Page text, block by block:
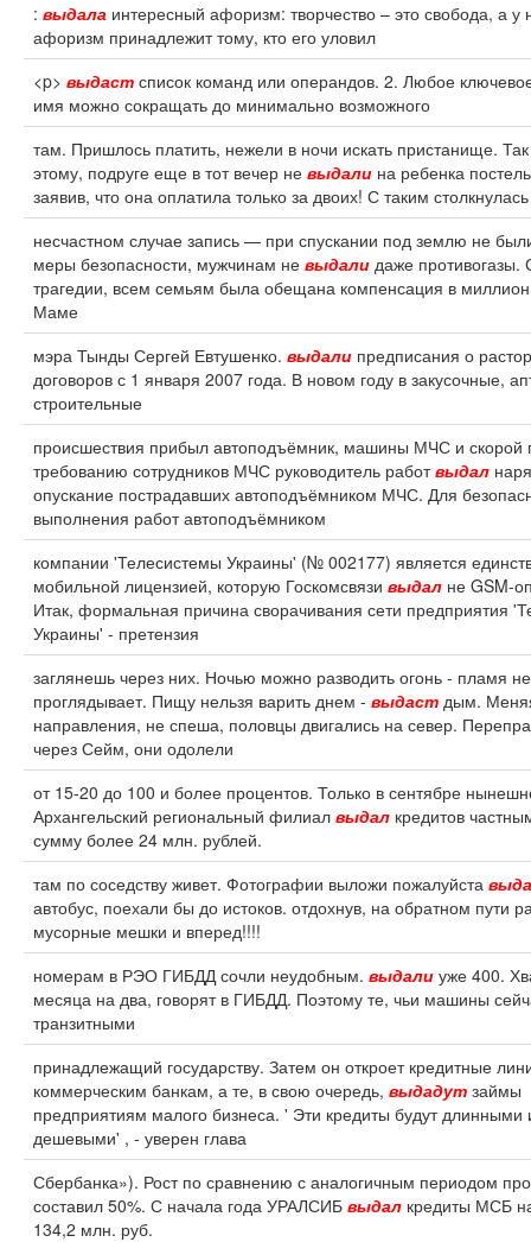
: выдала интересный афоризм: творчество – это свобода, а у
афоризм принадлежит тому, кто его уловил
<p> выдаст список команд или операндов. 2. Любое
имя можно сокращать до минимально возможного
там. Пришлось платить, нежели в ночи искать пристанище.
этому, подруге еще в тот вечер не выдали на ребенка
заявив, что она оплатила только за двоих! С таким
несчастном случае запись — при спускании под землю не
меры безопасности, мужчинам не выдали даже противогазы.
трагедии, всем семьям была обещана компенсация в
Маме
мэра Тынды Сергей Евтушенко. выдали предписания о
договоров с 1 января 2007 года. В новом году в закусочные,
строительные
происшествия прибыл автоподъёмник, машины МЧС и
требованию сотрудников МЧС руководитель работвыдал
опускание пострадавших автоподъёмником МЧС. Для
выполнения работ автоподъёмником
компании 'Телесистемы Украины' (№ 002177) является
мобильной лицензией, которую Госкомсвязи выдал не GSM-
Итак, формальная причина сворачивания сети предприятия
Украины' - претензия
заглянешь через них. Ночью можно разводить огонь - пламя не
проглядывает. Пищу нельзя варить днем - выдаст дым.
направления, не спеша, половцы двигались на север.
через Сейм, они одолели
от 15-20 до 100 и более процентов. Только в сентябре
Архангельский региональный филиал выдал кредитов
сумму более 24 млн. рублей.
там по соседству живет. Фотографии выложи пожалуйста
автобус, поехали бы до истоков. отдохнув, на обратном пути
мусорные мешки и вперед!!!!
номерам в РЭО ГИБДД сочли неудобным. выдали уже 400.
месяца на два, говорят в ГИБДД. Поэтому те, чьи машины
транзитными
принадлежащий государству. Затем он откроет кредитные
коммерческим банкам, а те, в свою очередь, выдадут займы
предприятиям малого бизнеса. ' Эти кредиты будут длинными
дешевыми' , - уверен глава
Сбербанка»). Рост по сравнению с аналогичным периодом
составил 50%. С начала года УРАЛСИБ выдал кредиты МСБ
134,2 млн. руб.